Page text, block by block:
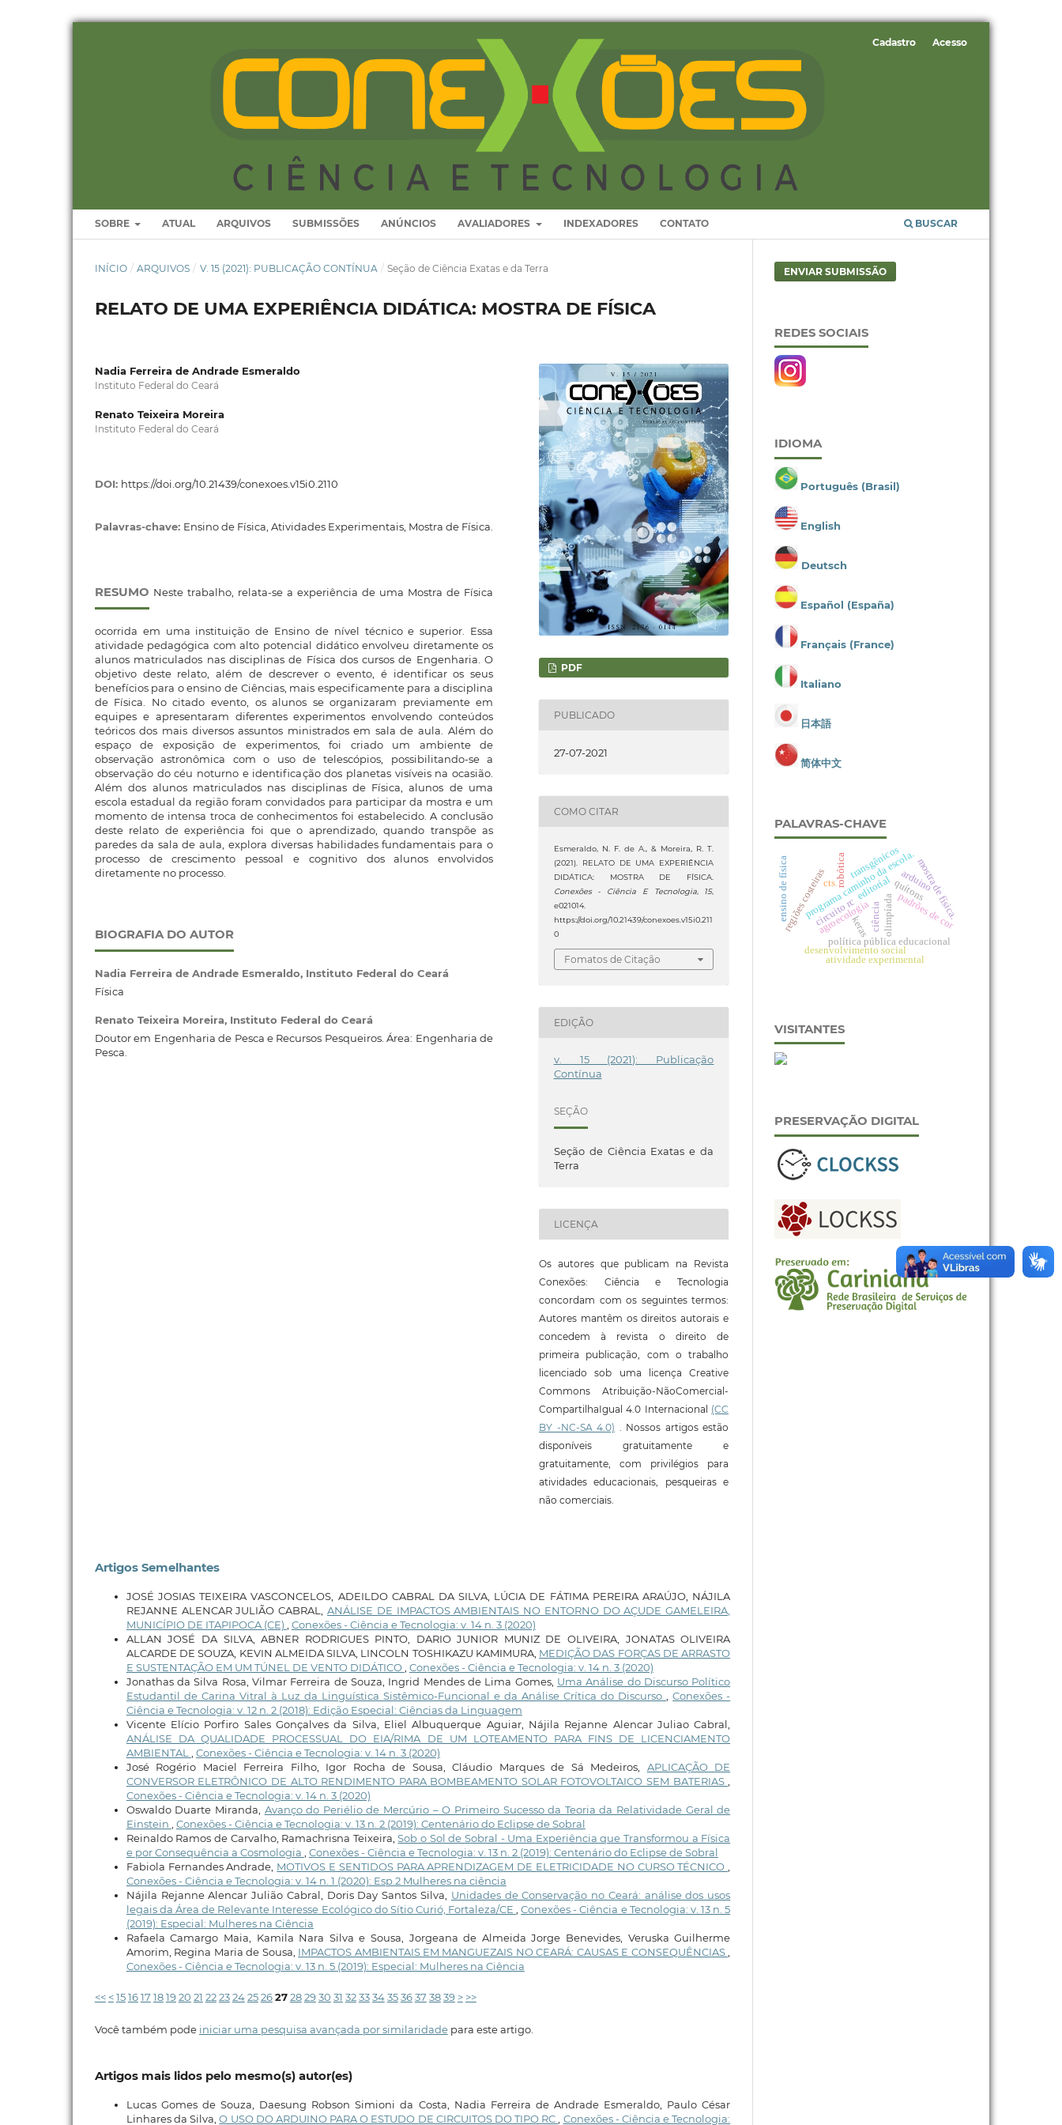
SOBRE ATUAL ARQUIVOS SUBMISSÕES ANÚNCIOS AVALIADORES INDEXADORES CONTATO BUSCAR
Cadastro Acesso
INÍCIO / ARQUIVOS / V. 15 (2021): PUBLICAÇÃO CONTÍNUA / Seção de Ciência Exatas e da Terra
RELATO DE UMA EXPERIÊNCIA DIDÁTICA: MOSTRA DE FÍSICA
Nadia Ferreira de Andrade Esmeraldo
Instituto Federal do Ceará
Renato Teixeira Moreira
Instituto Federal do Ceará
DOI: https://doi.org/10.21439/conexoes.v15i0.2110
Palavras-chave: Ensino de Física, Atividades Experimentais, Mostra de Física.
RESUMO Neste trabalho, relata-se a experiência de uma Mostra de Física
ocorrida em uma instituição de Ensino de nível técnico e superior. Essa
atividade pedagógica com alto potencial didático envolveu diretamente os
alunos matriculados nas disciplinas de Física dos cursos de Engenharia. O
objetivo deste relato, além de descrever o evento, é identificar os seus
benefícios para o ensino de Ciências, mais especificamente para a disciplina
de Física. No citado evento, os alunos se organizaram previamente em
equipes e apresentaram diferentes experimentos envolvendo conteúdos
teóricos dos mais diversos assuntos ministrados em sala de aula. Além do
espaço de exposição de experimentos, foi criado um ambiente de
observação astronômica com o uso de telescópios, possibilitando-se a
observação do céu noturno e identificação dos planetas visíveis na ocasião.
Além dos alunos matriculados nas disciplinas de Física, alunos de uma
escola estadual da região foram convidados para participar da mostra e um
momento de intensa troca de conhecimentos foi estabelecido. A conclusão
deste relato de experiência foi que o aprendizado, quando transpõe as
paredes da sala de aula, explora diversas habilidades fundamentais para o
processo de crescimento pessoal e cognitivo dos alunos envolvidos
diretamente no processo.
BIOGRAFIA DO AUTOR
Nadia Ferreira de Andrade Esmeraldo, Instituto Federal do Ceará
Física
Renato Teixeira Moreira, Instituto Federal do Ceará
Doutor em Engenharia de Pesca e Recursos Pesqueiros. Área: Engenharia de
Pesca.
PDF
PUBLICADO
27-07-2021
COMO CITAR
Esmeraldo, N. F. de A., & Moreira, R. T.
(2021). RELATO DE UMA EXPERIÊNCIA
DIDÁTICA: MOSTRA DE FÍSICA.
Conexões - Ciência E Tecnologia, 15,
e021014.
https://doi.org/10.21439/conexoes.v15i0.211
0
Fomatos de Citação
EDIÇÃO
v. 15 (2021): Publicação
Contínua
SEÇÃO
Seção de Ciência Exatas e da
Terra
LICENÇA
Os autores que publicam na Revista
Conexões: Ciência e Tecnologia
concordam com os seguintes termos:
Autores mantêm os direitos autorais e
concedem à revista o direito de
primeira publicação, com o trabalho
licenciado sob uma licença Creative
Commons Atribuição-NãoComercial-
CompartilhaIgual 4.0 Internacional (CC
BY -NC-SA 4.0) . Nossos artigos estão
disponíveis gratuitamente e
gratuitamente, com privilégios para
atividades educacionais, pesqueiras e
não comerciais.
Artigos Semelhantes
JOSÉ JOSIAS TEIXEIRA VASCONCELOS, ADEILDO CABRAL DA SILVA, LÚCIA DE FÁTIMA PEREIRA ARAÚJO, NÁJILA
REJANNE ALENCAR JULIÃO CABRAL, ANÁLISE DE IMPACTOS AMBIENTAIS NO ENTORNO DO AÇUDE GAMELEIRA,
MUNICÍPIO DE ITAPIPOCA (CE) , Conexões - Ciência e Tecnologia: v. 14 n. 3 (2020)
ALLAN JOSÉ DA SILVA, ABNER RODRIGUES PINTO, DARIO JUNIOR MUNIZ DE OLIVEIRA, JONATAS OLIVEIRA
ALCARDE DE SOUZA, KEVIN ALMEIDA SILVA, LINCOLN TOSHIKAZU KAMIMURA, MEDIÇÃO DAS FORÇAS DE ARRASTO
E SUSTENTAÇÃO EM UM TÚNEL DE VENTO DIDÁTICO, Conexões - Ciência e Tecnologia: v. 14 n. 3 (2020)
Jonathas da Silva Rosa, Vilmar Ferreira de Souza, Ingrid Mendes de Lima Gomes, Uma Análise do Discurso Político
Estudantil de Carina Vitral à Luz da Linguística Sistêmico-Funcional e da Análise Crítica do Discurso,Conexões -
Ciência e Tecnologia: v. 12 n. 2 (2018): Edição Especial: Ciências da Linguagem
Vicente Elício Porfiro Sales Gonçalves da Silva, Eliel Albuquerque Aguiar, Nájila Rejanne Alencar Juliao Cabral,
ANÁLISE DA QUALIDADE PROCESSUAL DO EIA/RIMA DE UM LOTEAMENTO PARA FINS DE LICENCIAMENTO
AMBIENTAL, Conexões - Ciência e Tecnologia: v. 14 n. 3 (2020)
José Rogério Maciel Ferreira Filho, Igor Rocha de Sousa, Cláudio Marques de Sá Medeiros, APLICAÇÃO DE
CONVERSOR ELETRÔNICO DE ALTO RENDIMENTO PARA BOMBEAMENTO SOLAR FOTOVOLTAICO SEM BATERIAS,
Conexões - Ciência e Tecnologia: v. 14 n. 3 (2020)
Oswaldo Duarte Miranda, Avanço do Periélio de Mercúrio – O Primeiro Sucesso da Teoria da Relatividade Geral de
Einstein , Conexões - Ciência e Tecnologia: v. 13 n. 2 (2019): Centenário do Eclipse de Sobral
Reinaldo Ramos de Carvalho, Ramachrisna Teixeira,Sob o Sol de Sobral - Uma Experiência que Transformou a Física
e por Consequência a Cosmologia , Conexões - Ciência e Tecnologia: v. 13 n. 2 (2019): Centenário do Eclipse de Sobral
Fabiola Fernandes Andrade, MOTIVOS E SENTIDOS PARA APRENDIZAGEM DE ELETRICIDADE NO CURSO TÉCNICO,
Conexões - Ciência e Tecnologia: v. 14 n. 1 (2020): Esp.2 Mulheres na ciência
Nájila Rejanne Alencar Julião Cabral, Doris Day Santos Silva, Unidades de Conservação no Ceará: análise dos usos
legais da Área de Relevante Interesse Ecológico do Sítio Curió, Fortaleza/CE,Conexões - Ciência e Tecnologia: v. 13 n. 5
(2019): Especial: Mulheres na Ciência
Rafaela Camargo Maia, Kamila Nara Silva e Sousa, Jorgeana de Almeida Jorge Benevides, Veruska Guilherme
Amorim, Regina Maria de Sousa, IMPACTOS AMBIENTAIS EM MANGUEZAIS NO CEARÁ: CAUSAS E CONSEQUÊNCIAS,
Conexões - Ciência e Tecnologia: v. 13 n. 5 (2019): Especial: Mulheres na Ciência
<< <151617 181920 21 222324252627282930 31 323334353637 3839 > >>
Você também pode iniciar uma pesquisa avançada por similaridadepara este artigo.
Artigos mais lidos pelo mesmo(s) autor(es)
Lucas Gomes de Souza, Daesung Robson Simioni da Costa, Nadia Ferreira de Andrade Esmeraldo, Paulo César
Linhares da Silva,O USO DO ARDUINO PARA O ESTUDO DE CIRCUITOS DO TIPO RC, Conexões - Ciência e Tecnologia:
ENVIAR SUBMISSÃO
REDES SOCIAIS
IDIOMA
Português (Brasil)
English
Deutsch
Español (España)
Français (France)
Italiano
日本語
简体中文
PALAVRAS-CHAVE
editorial
olimpíada
política pública educacional
programa caminho da escola.padrões de cor
quítons
regiões costeiras robótica
keras
desenvolvimento social
mostra de física.
transgênicos
cts.
agroecologia
ensino de física
atividade experimental
ciência
arduino
circuito rc
VISITANTES
PRESERVAÇÃO DIGITAL